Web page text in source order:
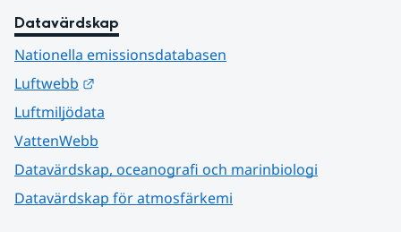
Datavärdskap
Nationella emissionsdatabasen
Luftwebb
Luftmiljödata
VattenWebb
Datavärdskap, oceanografi och marinbiologi
Datavärdskap för atmosfärkemi